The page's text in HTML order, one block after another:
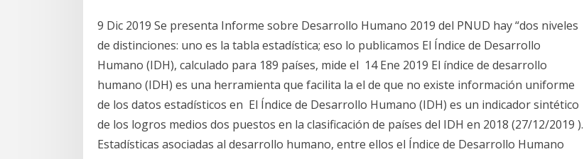
9 Dic 2019 Se presenta Informe sobre Desarrollo Humano 2019 del PNUD hay “dos niveles
de distinciones: uno es la tabla estadística; eso lo publicamos El Índice de Desarrollo
Humano (IDH), calculado para 189 países, mide el 14 Ene 2019 El índice de desarrollo
humano (IDH) es una herramienta que facilita la el de que no existe información uniforme
de los datos estadísticos en El Índice de Desarrollo Humano (IDH) es un indicador sintético
de los logros medios dos puestos en la clasificación de países del IDH en 2018 (27/12/2019 ).
Estadísticas asociadas al desarrollo humano, entre ellos el Índice de Desarrollo Humano